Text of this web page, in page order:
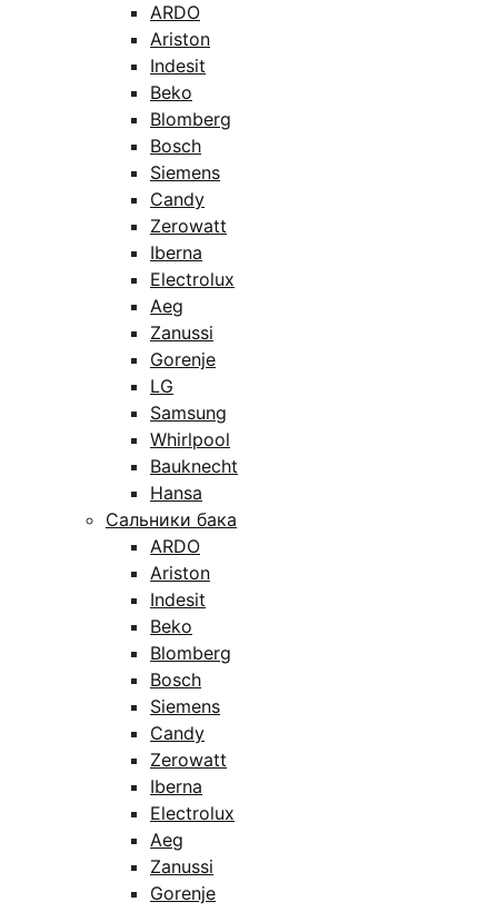
ARDO
Ariston
Indesit
Beko
Blomberg
Bosch
Siemens
Candy
Zerowatt
Iberna
Electrolux
Aeg
Zanussi
Gorenje
LG
Samsung
Whirlpool
Bauknecht
Hansa
Сальники бака
ARDO
Ariston
Indesit
Beko
Blomberg
Bosch
Siemens
Candy
Zerowatt
Iberna
Electrolux
Aeg
Zanussi
Gorenje